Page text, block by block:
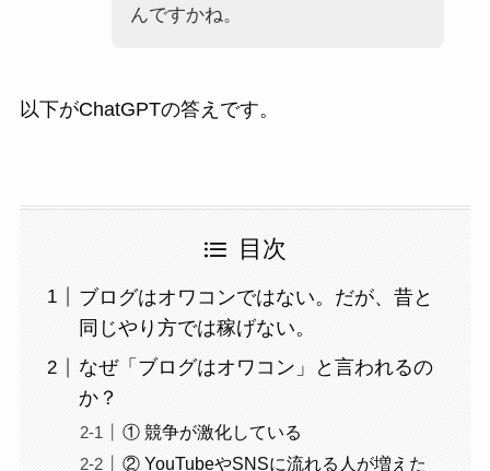
んですかね。
以下がChatGPTの答えです。
目次
ブログはオワコンではない。だが、昔と
同じやり方では稼げない。
なぜ「ブログはオワコン」と言われるの
か？
① 競争が激化している
② YouTubeやSNSに流れる人が増えた